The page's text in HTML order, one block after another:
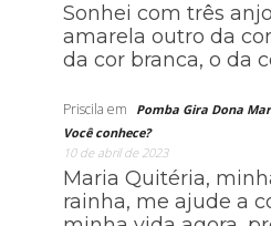
Sonhei com três
amarela outro da
da cor branca, o da
Priscila em
Pomba Gira Dona
Você conhece?
10 de abril de 2023
Maria Quitéria,
rainha, me ajude a